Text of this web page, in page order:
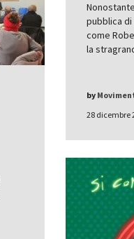
pubblica
come
la
28 dicembre
by